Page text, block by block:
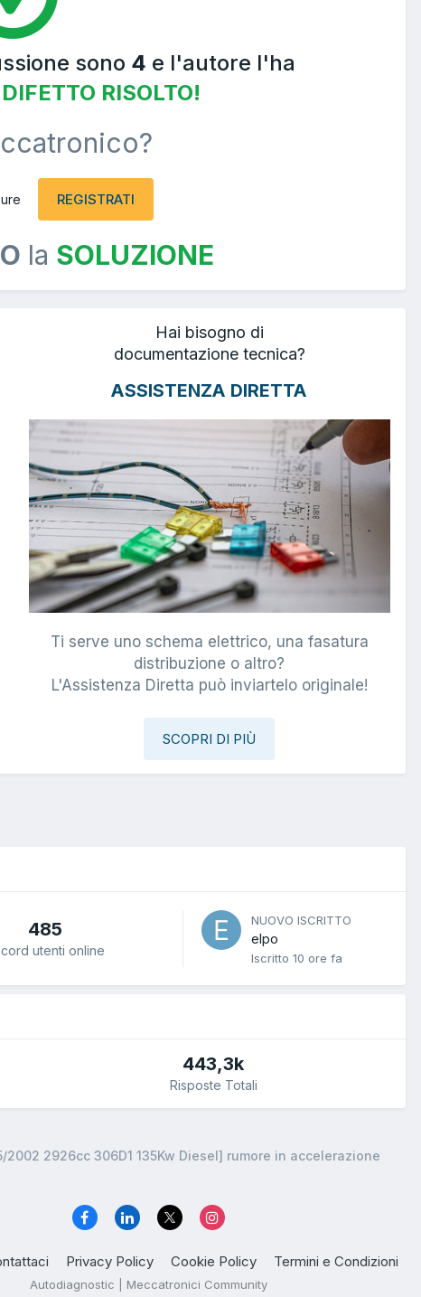
sono 4 e l'autore l'ha
DIFETTO RISOLTO!
REGISTRATI
la SOLUZIONE
Hai bisogno di
documentazione tecnica?
ASSISTENZA DIRETTA
Ti serve uno schema elettrico, una fasatura
distribuzione o altro?
L'Assistenza Diretta può inviartelo originale!
SCOPRI DI PIÙ
485
utenti online
NUOVO ISCRITTO
elpo
Iscritto 10 ore fa
443,3k
Risposte Totali
2002 2926cc 306D1 135Kw Diesel] rumore in accelerazione
Privacy Policy Cookie Policy Termini e Condizioni
Autodiagnostic | Meccatronici Community